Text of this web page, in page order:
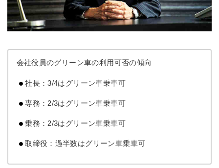
会社役員のグリーン車の利用可否の傾向
社長：3/4はグリーン車乗車可
専務：2/3はグリーン車乗車可
乗務：2/3はグリーン車乗車可
取締役：過半数はグリーン車乗車可